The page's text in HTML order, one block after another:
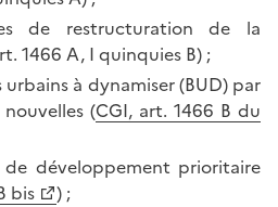
de restructuration de la
1466 A, I quinquies B) ;
urbains à dynamiser (BUD) par
(CGI, art. 1466 B du
de développement prioritaire
bis
) ;